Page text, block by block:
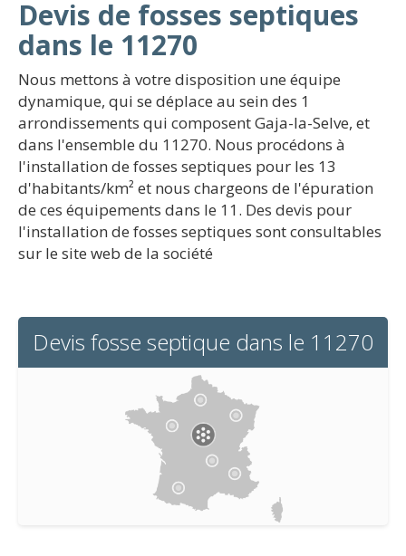
Devis de fosses septiques
dans le 11270
Nous mettons à votre disposition une équipe
dynamique, qui se déplace au sein des 1
arrondissements qui composent Gaja-la-Selve, et
dans l'ensemble du 11270. Nous procédons à
l'installation de fosses septiques pour les 13
d'habitants/km² et nous chargeons de l'épuration
de ces équipements dans le 11. Des devis pour
l'installation de fosses septiques sont consultables
sur le site web de la société
Devis fosse septique dans le 11270